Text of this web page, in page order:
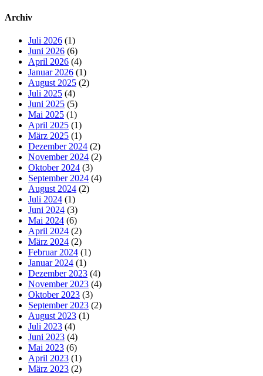
Archiv
Juli 2026 (1)
Juni 2026 (6)
April 2026 (4)
Januar 2026 (1)
August 2025 (2)
Juli 2025 (4)
Juni 2025 (5)
Mai 2025 (1)
April 2025 (1)
März 2025 (1)
Dezember 2024 (2)
November 2024 (2)
Oktober 2024 (3)
September 2024 (4)
August 2024 (2)
Juli 2024 (1)
Juni 2024 (3)
Mai 2024 (6)
April 2024 (2)
März 2024 (2)
Februar 2024 (1)
Januar 2024 (1)
Dezember 2023 (4)
November 2023 (4)
Oktober 2023 (3)
September 2023 (2)
August 2023 (1)
Juli 2023 (4)
Juni 2023 (4)
Mai 2023 (6)
April 2023 (1)
März 2023 (2)